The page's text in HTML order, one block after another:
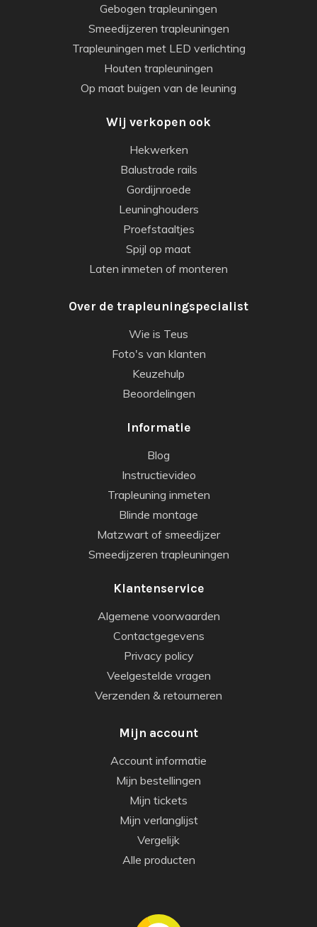
Gebogen trapleuningen
Smeedijzeren trapleuningen
Trapleuningen met LED verlichting
Houten trapleuningen
Op maat buigen van de leuning
Wij verkopen ook
Hekwerken
Balustrade rails
Gordijnroede
Leuninghouders
Proefstaaltjes
Spijl op maat
Laten inmeten of monteren
Over de trapleuningspecialist
Wie is Teus
Foto's van klanten
Keuzehulp
Beoordelingen
Informatie
Blog
Instructievideo
Trapleuning inmeten
Blinde montage
Matzwart of smeedijzer
Smeedijzeren trapleuningen
Klantenservice
Algemene voorwaarden
Contactgegevens
Privacy policy
Veelgestelde vragen
Verzenden & retourneren
Mijn account
Account informatie
Mijn bestellingen
Mijn tickets
Mijn verlanglijst
Vergelijk
Alle producten